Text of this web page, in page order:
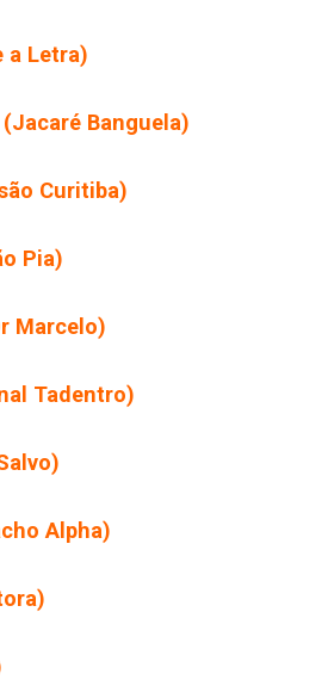
a Letra)
Banguela)
Curitiba)
Pia)
Marcelo)
Tadentro)
Alpha)